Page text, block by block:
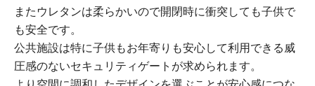
またウレタンは柔らかいので開閉時に衝突しても子供で
も安全です。
公共施設は特に子供もお年寄りも安心して利用できる威
圧感のないセキュリティゲートが求められます。